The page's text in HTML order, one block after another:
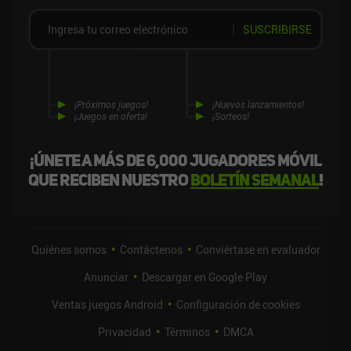
¡Únete a más de 6,000 jugadores móvil
que reciben nuestroboletín semanal!
¡Próximos juegos!
¡Juegos en oferta!
¡Nuevos lanzamientos!
¡Sorteos!
SUSCRIBIRSE
Quiénes somos Contáctenos
Conviértase en evaluador
Anunciar
Descargar en Google Play
Ventas juegos Android
Configuración de cookies
Privacidad
Términos DMCA